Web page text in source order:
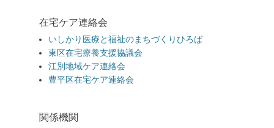
在宅ケア連絡会
いしかり医療と福祉のまちづくりひろば
東区在宅療養支援協議会
江別地域ケア連絡会
豊平区在宅ケア連絡会
関係機関